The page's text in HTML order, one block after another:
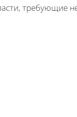
требующие